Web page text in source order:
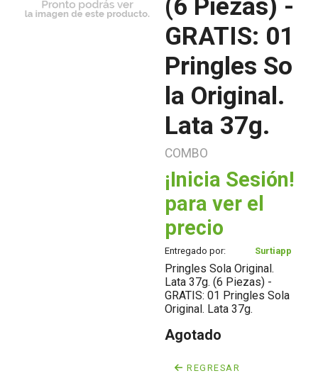
(6 Piezas) -
GRATIS: 01
Pringles So
la Original.
Lata 37g.
COMBO
¡Inicia Sesión!
para ver el
precio
Entregado por: Surtiapp
Pringles Sola Original.
Lata 37g. (6 Piezas) -
GRATIS: 01 Pringles Sola
Original. Lata 37g.
Agotado
REGRESAR